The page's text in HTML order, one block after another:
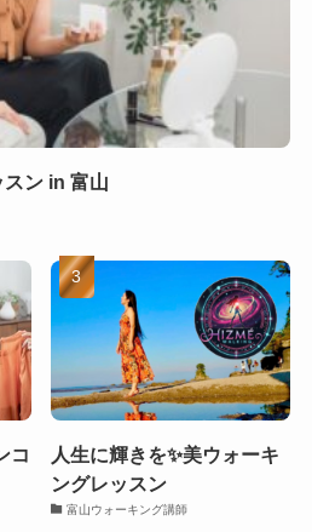
スン in 富山
コ
人生に輝きを✨美ウォーキ
ングレッスン
富山ウォーキング講師